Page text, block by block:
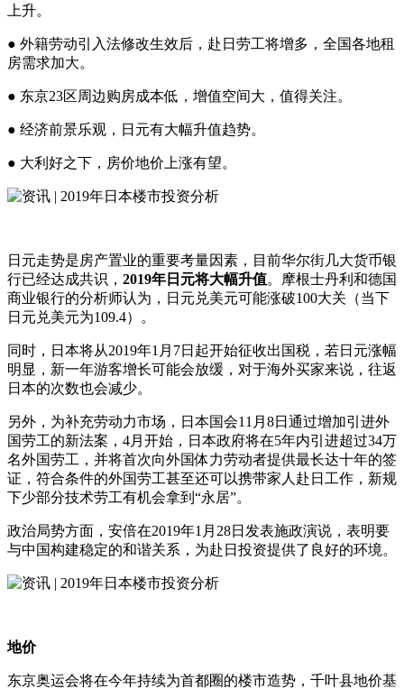
上升。
● 外籍劳动引入法修改生效后，赴日劳工将增多，全国各地租
房需求加大。
● 东京23区周边购房成本低，增值空间大，值得关注。
● 经济前景乐观，日元有大幅升值趋势。
● 大利好之下，房价地价上涨有望。
日元走势是房产置业的重要考量因素，目前华尔街几大货币银
行已经达成共识， 2019年日元将大幅升值。摩根士丹利和德国
商业银行的分析师认为，日元兑美元可能涨破100大关（当下
日元兑美元为109.4）。
同时，日本将从2019年1月7日起开始征收出国税，若日元涨幅
明显，新一年游客增长可能会放缓，对于海外买家来说，往返
日本的次数也会减少。
另外，为补充劳动力市场，日本国会11月8日通过增加引进外
国劳工的新法案，4月开始，日本政府将在5年内引进超过34万
名外国劳工，并将首次向外国体力劳动者提供最长达十年的签
证，符合条件的外国劳工甚至还可以携带家人赴日工作，新规
下少部分技术劳工有机会拿到“永居”。
政治局势方面，安倍在2019年1月28日发表施政演说，表明要
与中国构建稳定的和谐关系，为赴日投资提供了良好的环境。
地价
东京奥运会将在今年持续为首都圈的楼市造势，千叶县地价基